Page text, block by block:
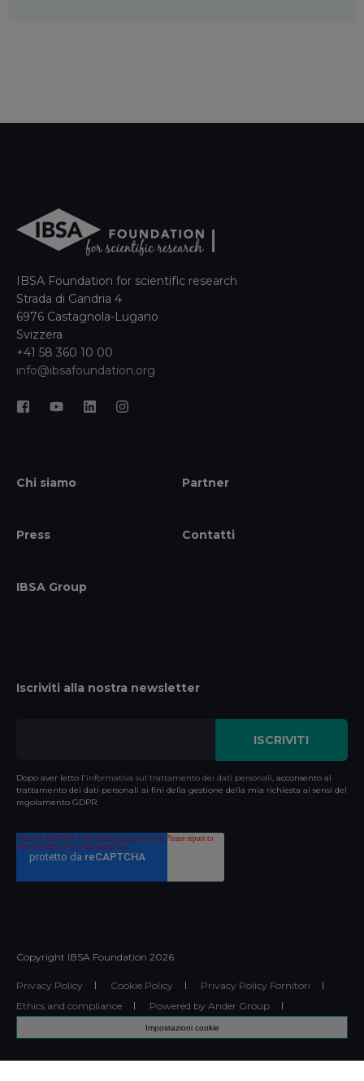
IBSA Foundation for scientific research
Strada di Gandria 4
6976 Castagnola-Lugano
Svizzera
+41 58 360 10 00
info@ibsafoundation.org
Chi siamo Partner
Press Contatti
IBSA Group
Iscriviti alla nostra newsletter
Dopo aver letto l'informativa sul trattamento dei dati personali, acconsento al
trattamento dei dati personali ai fini della gestione della mia richiesta ai sensi del
regolamento GDPR.
Copyright IBSA Foundation 2026
Privacy Policy Cookie Policy
Privacy Policy Fornitori
Ethics and compliance
Powered by Ander Group
Impostazioni cookie